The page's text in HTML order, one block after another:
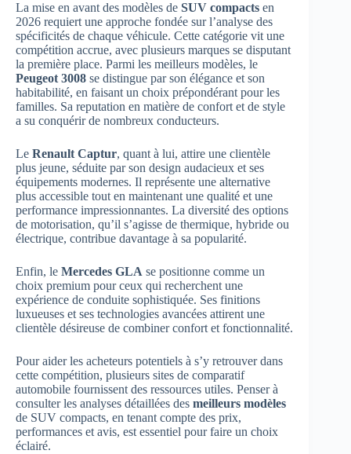
La mise en avant des modèles de SUV compacts en
2026 requiert une approche fondée sur l’analyse des
spécificités de chaque véhicule. Cette catégorie vit une
compétition accrue, avec plusieurs marques se disputant
la première place. Parmi les meilleurs modèles, le
Peugeot 3008 se distingue par son élégance et son
habitabilité, en faisant un choix prépondérant pour les
familles. Sa reputation en matière de confort et de style
a su conquérir de nombreux conducteurs.
Le Renault Captur, quant à lui, attire une clientèle
plus jeune, séduite par son design audacieux et ses
équipements modernes. Il représente une alternative
plus accessible tout en maintenant une qualité et une
performance impressionnantes. La diversité des options
de motorisation, qu’il s’agisse de thermique, hybride ou
électrique, contribue davantage à sa popularité.
Enfin, le Mercedes GLA se positionne comme un
choix premium pour ceux qui recherchent une
expérience de conduite sophistiquée. Ses finitions
luxueuses et ses technologies avancées attirent une
clientèle désireuse de combiner confort et fonctionnalité.
Pour aider les acheteurs potentiels à s’y retrouver dans
cette compétition, plusieurs sites de comparatif
automobile fournissent des ressources utiles. Penser à
consulter les analyses détaillées des meilleurs modèles
de SUV compacts, en tenant compte des prix,
performances et avis, est essentiel pour faire un choix
éclairé.